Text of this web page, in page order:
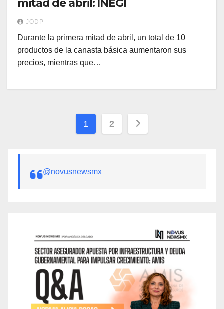
JODP
Durante la primera mitad de abril, un total de 10
productos de la canasta básica aumentaron sus
precios, mientras que…
Paginación
1 2
@novusnewsmx